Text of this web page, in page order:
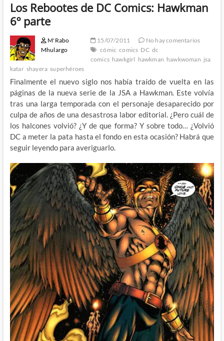
Los Rebootes de DC Comics: Hawkman
6º parte
M'Rabo
Mhulargo
15/07/2011
No hay comentarios
cómic comics DC dc
comics hawkgirl hawkman hawkwoman jsa
katar shayera superhéroes
Finalmente el nuevo siglo nos había traído de vuelta en las
páginas de la nueva serie de la JSA a Hawkman. Este volvía
tras una larga temporada con el personaje desaparecido por
culpa de años de una desastrosa labor editorial. ¿Pero cuál de
los halcones volvió? ¿Y de que forma? Y sobre todo… ¿Volvió
DC a meter la pata hasta el fondo en esta ocasión? Habrá que
seguir leyendo para averiguarlo.